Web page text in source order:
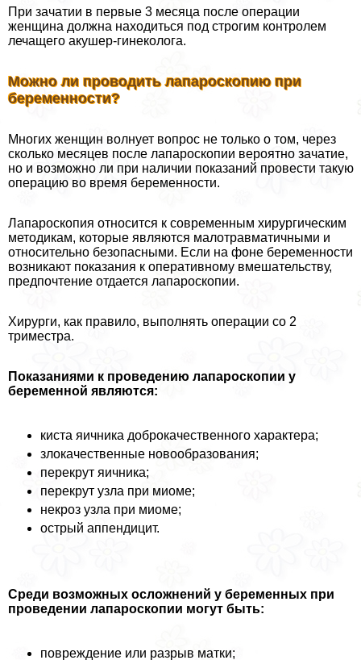
При зачатии в первые 3 месяца после операции
женщина должна находиться под строгим контролем
лечащего акушер-гинеколога.
Можно ли проводить лапароскопию при
беременности?
Многих женщин волнует вопрос не только о том, через
сколько месяцев после лапароскопии вероятно зачатие,
но и возможно ли при наличии показаний провести такую
операцию во время беременности.
Лапароскопия относится к современным хирургическим
методикам, которые являются малотравматичными и
относительно безопасными. Если на фоне беременности
возникают показания к оперативному вмешательству,
предпочтение отдается лапароскопии.
Хирурги, как правило, выполнять операции со 2
триместра.
Показаниями к проведению лапароскопии у
беременной являются:
киста яичника доброкачественного хаpaктера;
злокачественные новообразования;
перекрут яичника;
перекрут узла при миоме;
некроз узла при миоме;
острый аппендицит.
Среди возможных осложнений у беременных при
проведении лапароскопии могут быть:
повреждение или разрыв матки;